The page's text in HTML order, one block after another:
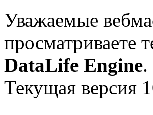
Уважаемые
просматриваете
DataLife Engine.
Текущая версия